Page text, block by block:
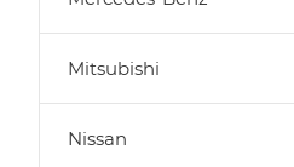
Mitsubishi
Nissan